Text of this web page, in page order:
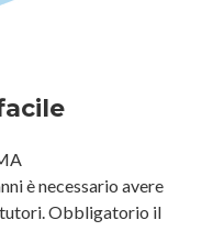
è necessario avere
tutori. Obbligatorio il